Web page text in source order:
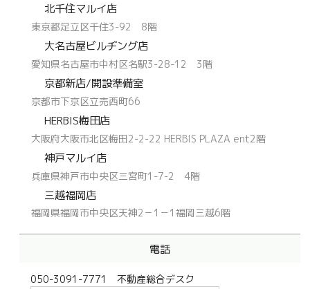
北千住マルイ店
東京都足立区千住3-92 8階
大名古屋ビルヂング店
愛知県名古屋市中村区名駅3-28-12 3階
京都新店/開設準備室
京都市下京区立売西町66
HERBIS梅田店
大阪府大阪市北区梅田2-2-22 HERBIS PLAZA ent2階
神戸マルイ店
兵庫県神戸市中央区三宮町1-7-2 4階
三越福岡店
福岡県福岡市中央区天神2－1－1福岡三越6階
電話
050-3091-7771 不動産総合デスク